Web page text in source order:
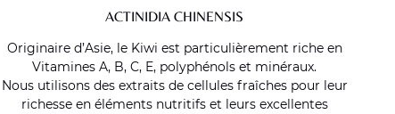
ACTINIDIA CHINENSIS
Originaire d’Asie, le Kiwi est particulièrement riche en
Vitamines A, B, C, E, polyphénols et minéraux.
Nous utilisons des extraits de cellules fraîches pour leur
richesse en éléments nutritifs et leurs excellentes